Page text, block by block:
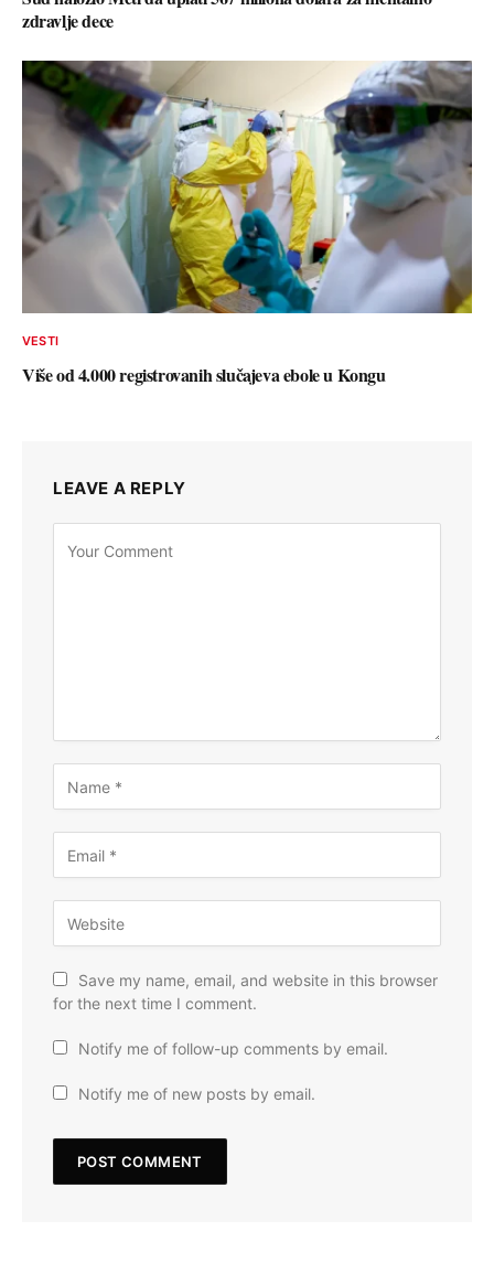
zdravlje dece
VESTI
Više od 4.000 registrovanih slučajeva ebole u Kongu
LEAVE A REPLY
Save my name, email, and website in this browser
for the next time I comment.
Notify me of follow-up comments by email.
Notify me of new posts by email.